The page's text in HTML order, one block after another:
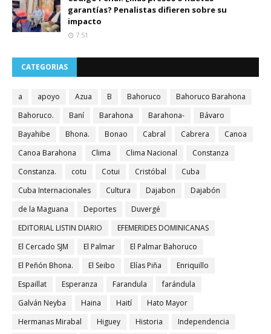
garantías? Penalistas difieren sobre su
impacto
7:51
CATEGORIAS
a apoyo Azua B Bahoruco
Bahoruco Barahona
Bahoruco.
Baní Barahona Barahona-
Bávaro
Bayahibe
Bhona. Bonao Cabral Cabrera
Canoa
Canoa Barahona
Clima Clima Nacional
Constanza
Constanza.
cotu Cotui Cristóbal
Cuba
Cuba Internacionales
Cultura Dajabon
Dajabón
de la Maguana
Deportes
Duvergé
EDITORIAL LISTIN DIARIO
EFEMERIDES DOMINICANAS
El Cercado SJM
El Palmar
El Palmar Bahoruco
El Peñón Bhona.
El Seibo Elías Piña
Enriquillo
Espaillat
Esperanza Farandula
farándula
Galván Neyba
Haina Haití
Hato Mayor
Hermanas Mirabal
Higuey Historia
Independencia